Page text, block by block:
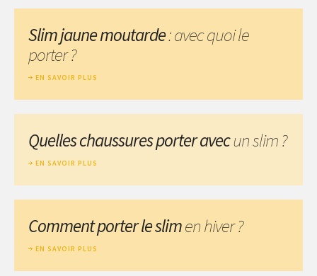
Slim jaune moutarde: avec quoi le
porter ?
EN SAVOIR PLUS
Quelles chaussures porter avecun slim ?
EN SAVOIR PLUS
Comment porter le slimen hiver ?
EN SAVOIR PLUS